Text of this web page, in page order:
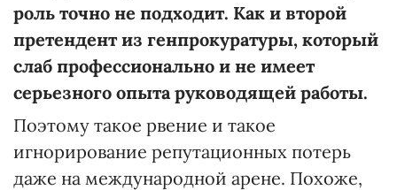
роль точно не подходит. Как и второй
претендент из генпрокуратуры, который
слаб профессионально и не имеет
серьезного опыта руководящей работы.
Поэтому такое рвение и такое
игнорирование репутационных потерь
даже на международной арене. Похоже,